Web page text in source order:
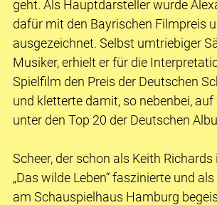
geht. Als Hauptdarsteller wurde
dafür mit den Bayrischen Filmpreis
ausgezeichnet. Selbst umtriebiger
Musiker, erhielt er für die
Spielfilm den Preis der Deutschen
und kletterte damit, so nebenbei, auf
unter den Top 20 der Deutschen
Scheer, der schon als Keith
„Das wilde Leben“ faszinierte und
am Schauspielhaus Hamburg